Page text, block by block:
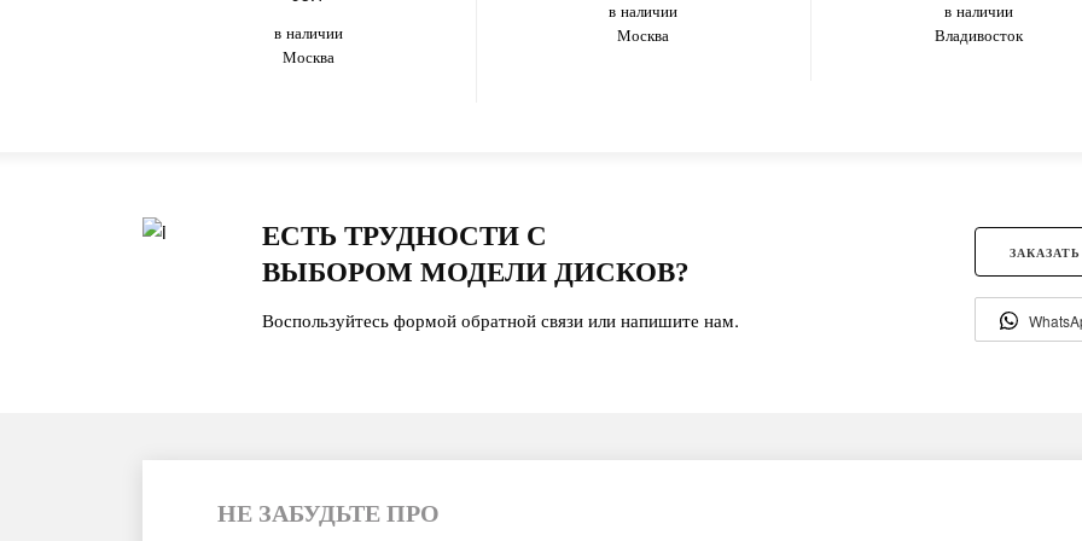
в наличии
Москва
в наличии
Москва
в наличии
Владивосток
ЕСТЬ ТРУДНОСТИ С
ВЫБОРОМ МОДЕЛИ ДИСКОВ?
Воспользуйтесь формой обратной связи или напишите нам.
НЕ ЗАБУДЬТЕ ПРО